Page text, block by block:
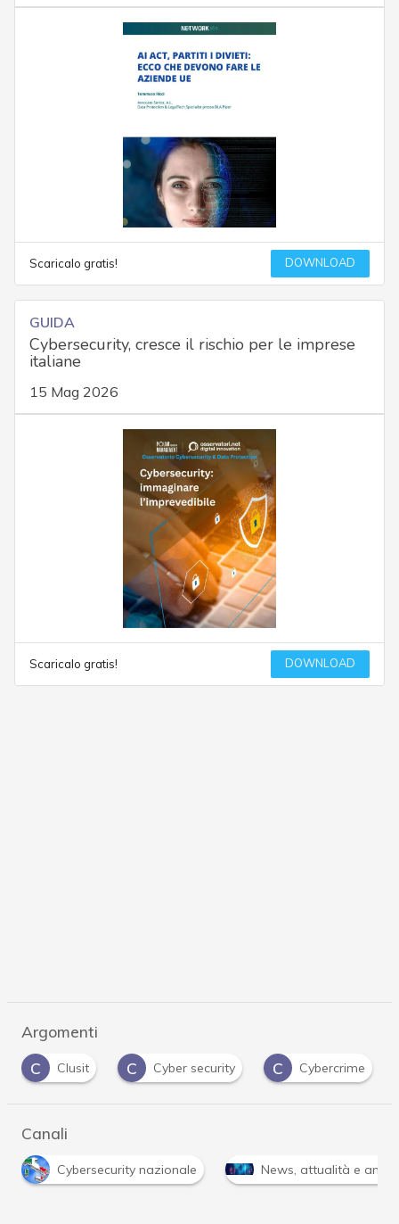
Scaricalo gratis! DOWNLOAD
GUIDA
Cybersecurity, cresce il rischio per le imprese
italiane
15 Mag 2026
Scaricalo gratis! DOWNLOAD
Argomenti
C
Cyber security C Cybercrime D
DDoS
Canali
News, attualità e analisi Cyber sicurezza e privacy